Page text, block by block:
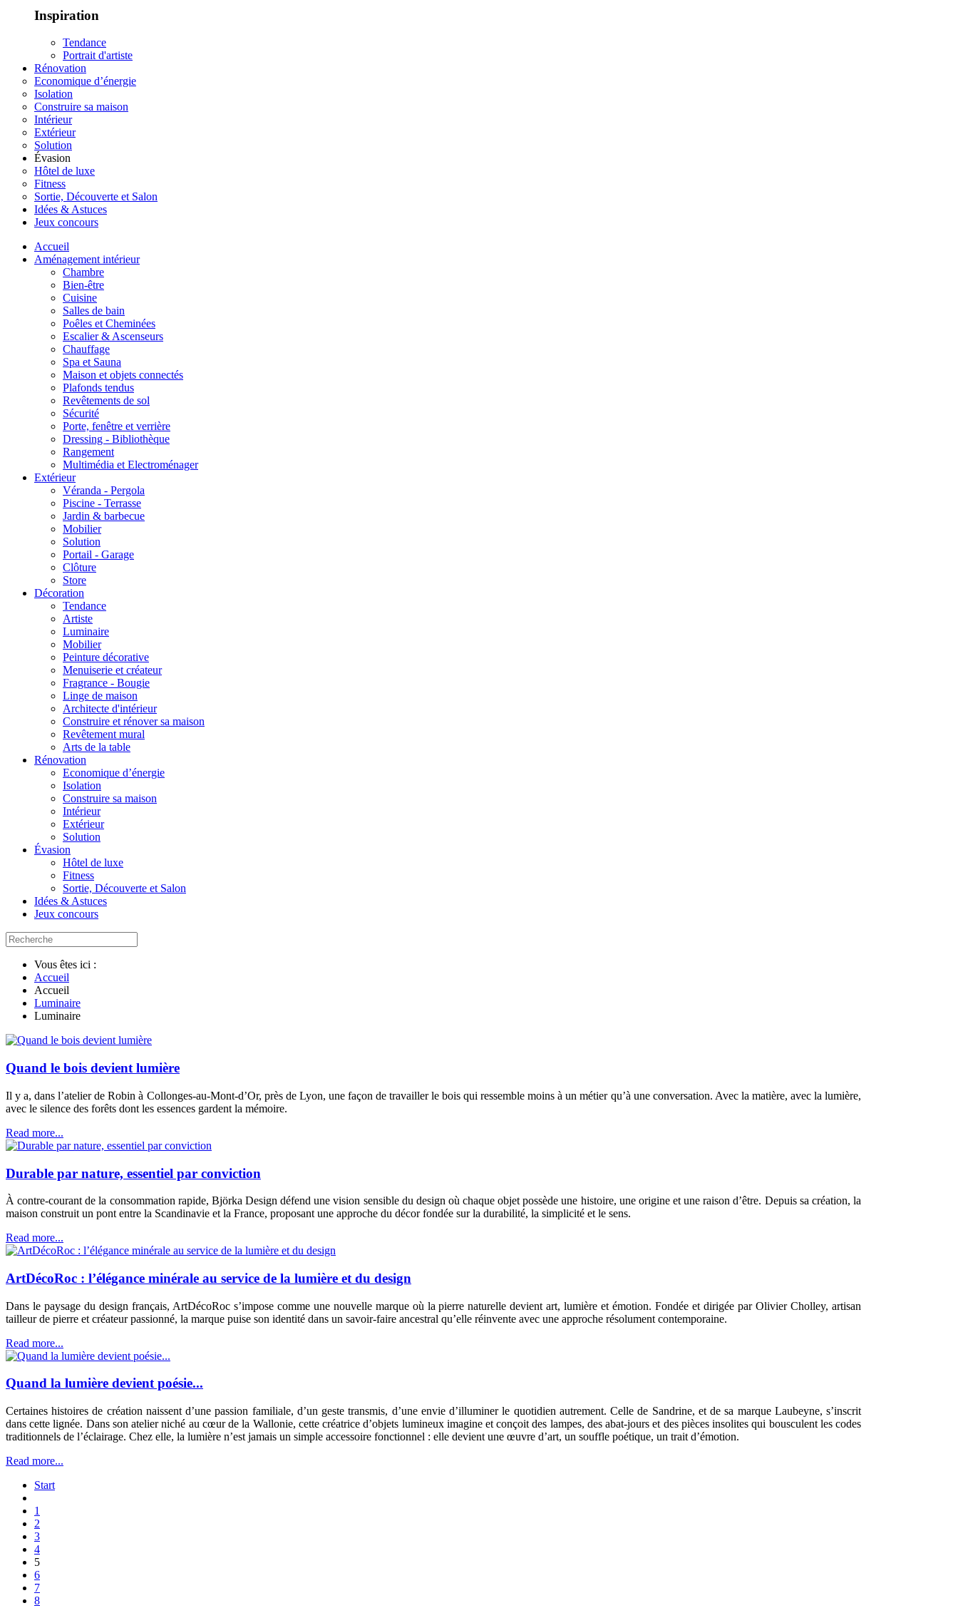
Inspiration
Tendance
Portrait d'artiste
Rénovation
Economique d’énergie
Isolation
Construire sa maison
Intérieur
Extérieur
Solution
Évasion
Hôtel de luxe
Fitness
Sortie, Découverte et Salon
Idées & Astuces
Jeux concours
Accueil
Aménagement intérieur
Chambre
Bien-être
Cuisine
Salles de bain
Poêles et Cheminées
Escalier & Ascenseurs
Chauffage
Spa et Sauna
Maison et objets connectés
Plafonds tendus
Revêtements de sol
Sécurité
Porte, fenêtre et verrière
Dressing - Bibliothèque
Rangement
Multimédia et Electroménager
Extérieur
Véranda - Pergola
Piscine - Terrasse
Jardin & barbecue
Mobilier
Solution
Portail - Garage
Clôture
Store
Décoration
Tendance
Artiste
Luminaire
Mobilier
Peinture décorative
Menuiserie et créateur
Fragrance - Bougie
Linge de maison
Architecte d'intérieur
Construire et rénover sa maison
Revêtement mural
Arts de la table
Rénovation
Economique d’énergie
Isolation
Construire sa maison
Intérieur
Extérieur
Solution
Évasion
Hôtel de luxe
Fitness
Sortie, Découverte et Salon
Idées & Astuces
Jeux concours
Vous êtes ici :
Accueil
Accueil
Luminaire
Luminaire
Quand le bois devient lumière
Il y a, dans l’atelier de Robin à Collonges-au-Mont-d’Or, près de Lyon, une façon de travailler le bois qui ressemble moins à un métier qu’à une conversation. Avec la matière, avec la lumière,
avec le silence des forêts dont les essences gardent la mémoire.
Read more...
Durable par nature, essentiel par conviction
À contre-courant de la consommation rapide, Björka Design défend une vision sensible du design où chaque objet possède une histoire, une origine et une raison d’être. Depuis sa création, la
maison construit un pont entre la Scandinavie et la France, proposant une approche du décor fondée sur la durabilité, la simplicité et le sens.
Read more...
ArtDécoRoc : l’élégance minérale au service de la lumière et du design
Dans le paysage du design français, ArtDécoRoc s’impose comme une nouvelle marque où la pierre naturelle devient art, lumière et émotion. Fondée et dirigée par Olivier Cholley, artisan
tailleur de pierre et créateur passionné, la marque puise son identité dans un savoir-faire ancestral qu’elle réinvente avec une approche résolument contemporaine.
Read more...
Quand la lumière devient poésie...
Certaines histoires de création naissent d’une passion familiale, d’un geste transmis, d’une envie d’illuminer le quotidien autrement. Celle de Sandrine, et de sa marque Laubeyne, s’inscrit
dans cette lignée. Dans son atelier niché au cœur de la Wallonie, cette créatrice d’objets lumineux imagine et conçoit des lampes, des abat-jours et des pièces insolites qui bousculent les codes
traditionnels de l’éclairage. Chez elle, la lumière n’est jamais un simple accessoire fonctionnel : elle devient une œuvre d’art, un souffle poétique, un trait d’émotion.
Read more...
Start
1
2
3
4
5
6
7
8